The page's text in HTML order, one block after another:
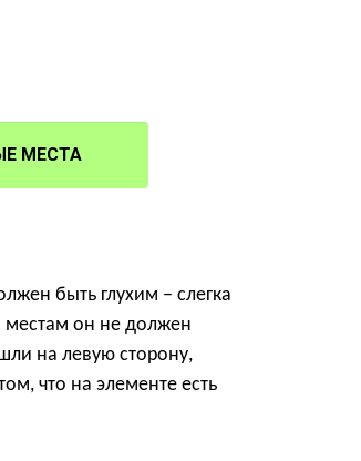
МЕСТА
быть глухим – слегка
местам он не должен
на левую сторону,
что на элементе есть